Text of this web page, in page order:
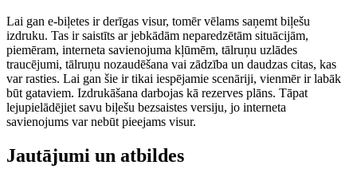
Lai gan e-biļetes ir derīgas visur, tomēr vēlams saņemt biļešu
izdruku. Tas ir saistīts ar jebkādām neparedzētām situācijām,
piemēram, interneta savienojuma kļūmēm, tālruņu uzlādes
traucējumi, tālruņu nozaudēšana vai zādzība un daudzas citas, kas
var rasties. Lai gan šie ir tikai iespējamie scenāriji, vienmēr ir labāk
būt gataviem. Izdrukāšana darbojas kā rezerves plāns. Tāpat
lejupielādējiet savu biļešu bezsaistes versiju, jo interneta
savienojums var nebūt pieejams visur.
Jautājumi un atbildes